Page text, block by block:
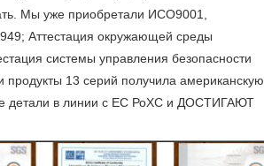
Мы уже приобретали ИСО9001,
Аттестация окружающей среды
системы управления безопасности
13 серий получила американскую
детали в линии с ЕС РоХС и ДОСТИГАЮТ